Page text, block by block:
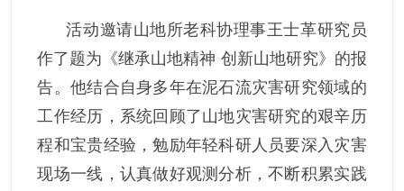
活动邀请山地所老科协理事王士革研究员
作了题为《继承山地精神 创新山地研究》的报
告。他结合自身多年在泥石流灾害研究领域的
工作经历，系统回顾了山地灾害研究的艰辛历
程和宝贵经验，勉励年轻科研人员要深入灾害
现场一线，认真做好观测分析，不断积累实践